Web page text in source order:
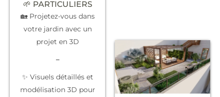
🌱 PARTICULIERS
🏡 Projetez-vous dans
votre jardin avec un
projet en 3D
–
✨ Visuels détaillés et
modélisation 3D pour